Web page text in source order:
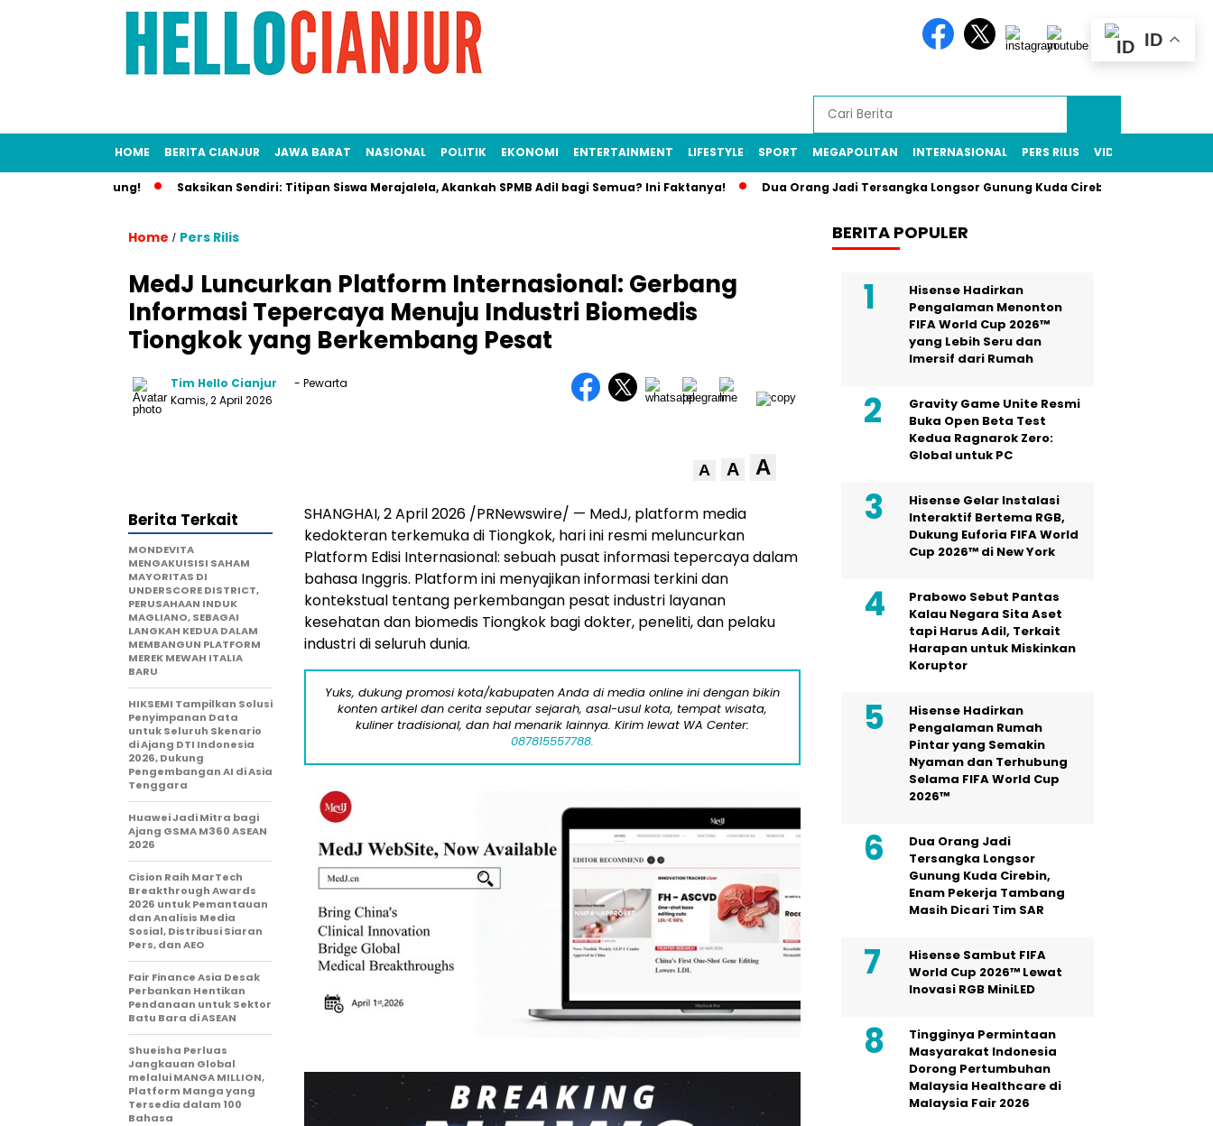
HOME BERITA CIANJUR JAWA BARAT NASIONAL POLITIK EKONOMI ENTERTAINMENT LIFESTYLE SPORT MEGAPOLITAN INTERNASIONAL PERS RILIS VIDEO
Saksikan Sendiri: Titipan Siswa Merajalela, Akankah SPMB Adil bagi Semua? Ini Faktanya! Dua Orang Jadi Tersangka Longsor Gunung Kuda Cirebin, Enam Pekerja
Home / Pers Rilis
MedJ Luncurkan Platform Internasional: Gerbang
Informasi Tepercaya Menuju Industri Biomedis
Tiongkok yang Berkembang Pesat
Tim Hello Cianjur
- Pewarta
Kamis, 2 April 2026
A A A
SHANGHAI, 2 April 2026 /PRNewswire/ — MedJ, platform media
kedokteran terkemuka di Tiongkok, hari ini resmi meluncurkan
Platform Edisi Internasional: sebuah pusat informasi tepercaya dalam
bahasa Inggris. Platform ini menyajikan informasi terkini dan
kontekstual tentang perkembangan pesat industri layanan
kesehatan dan biomedis Tiongkok bagi dokter, peneliti, dan pelaku
industri di seluruh dunia.
Yuks, dukung promosi kota/kabupaten Anda di media online ini dengan bikin
konten artikel dan cerita seputar sejarah, asal-usul kota, tempat wisata,
kuliner tradisional, dan hal menarik lainnya. Kirim lewat WA Center:
087815557788.
Berita Terkait
MONDEVITA
MENGAKUISISI SAHAM
MAYORITAS DI
UNDERSCORE DISTRICT,
PERUSAHAAN INDUK
MAGLIANO, SEBAGAI
LANGKAH KEDUA DALAM
MEMBANGUN PLATFORM
MEREK MEWAH ITALIA
BARU
HIKSEMI Tampilkan Solusi
Penyimpanan Data
untuk Seluruh Skenario
di Ajang DTI Indonesia
2026, Dukung
Pengembangan AI di Asia
Tenggara
Huawei Jadi Mitra bagi
Ajang GSMA M360 ASEAN
2026
Cision Raih MarTech
Breakthrough Awards
2026 untuk Pemantauan
dan Analisis Media
Sosial, Distribusi Siaran
Pers, dan AEO
Fair Finance Asia Desak
Perbankan Hentikan
Pendanaan untuk Sektor
Batu Bara di ASEAN
Shueisha Perluas
Jangkauan Global
melalui MANGA MILLION,
Platform Manga yang
Tersedia dalam 100
Bahasa
BERITA POPULER
Hisense Hadirkan
Pengalaman Menonton
FIFA World Cup 2026™
yang Lebih Seru dan
Imersif dari Rumah
Gravity Game Unite Resmi
Buka Open Beta Test
Kedua Ragnarok Zero:
Global untuk PC
Hisense Gelar Instalasi
Interaktif Bertema RGB,
Dukung Euforia FIFA World
Cup 2026™ di New York
Prabowo Sebut Pantas
Kalau Negara Sita Aset
tapi Harus Adil, Terkait
Harapan untuk Miskinkan
Koruptor
Hisense Hadirkan
Pengalaman Rumah
Pintar yang Semakin
Nyaman dan Terhubung
Selama FIFA World Cup
2026™
Dua Orang Jadi
Tersangka Longsor
Gunung Kuda Cirebin,
Enam Pekerja Tambang
Masih Dicari Tim SAR
Hisense Sambut FIFA
World Cup 2026™ Lewat
Inovasi RGB MiniLED
Tingginya Permintaan
Masyarakat Indonesia
Dorong Pertumbuhan
Malaysia Healthcare di
Malaysia Fair 2026
ID